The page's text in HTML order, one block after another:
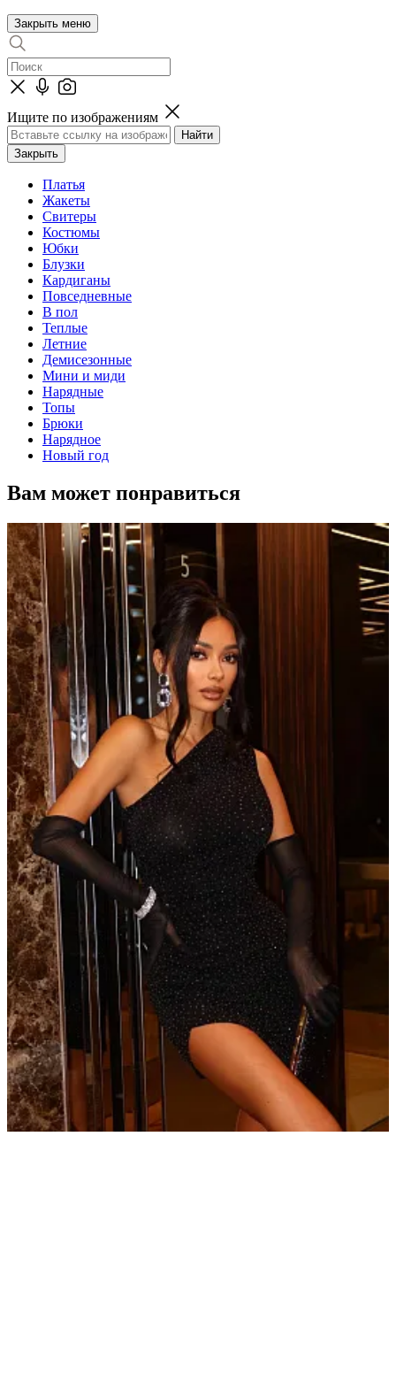
Закрыть меню
Ищите по изображениям
Закрыть
Платья
Жакеты
Свитеры
Костюмы
Юбки
Блузки
Кардиганы
Повседневные
В пол
Теплые
Летние
Демисезонные
Мини и миди
Нарядные
Топы
Брюки
Нарядное
Новый год
Вам может понравиться